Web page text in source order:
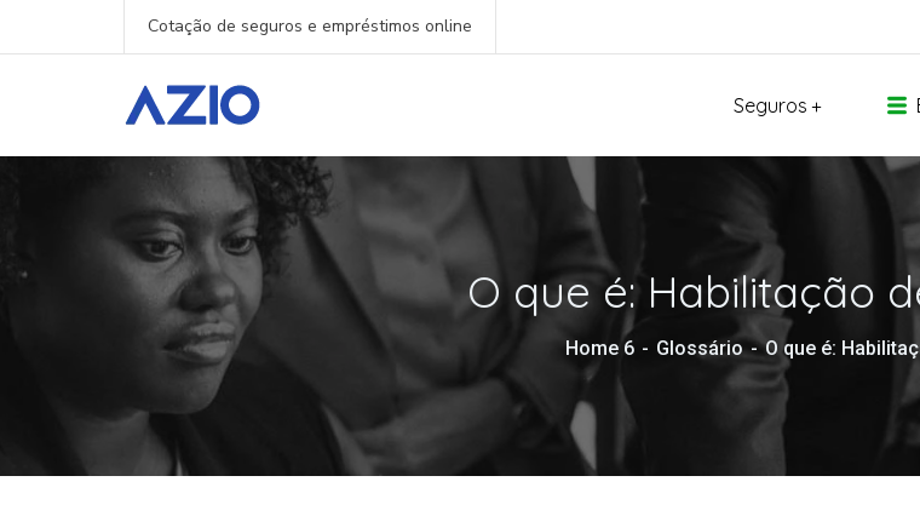
Cotação de seguros e empréstimos online
Seguros
O que é: Habilitação
Home 6 Glossário O que é: